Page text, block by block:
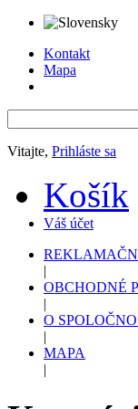
Kontakt
Mapa
Vitajte, Prihláste sa
Košík
Váš účet
|
OBCHODNÉ
|
O
|
MAPA
|